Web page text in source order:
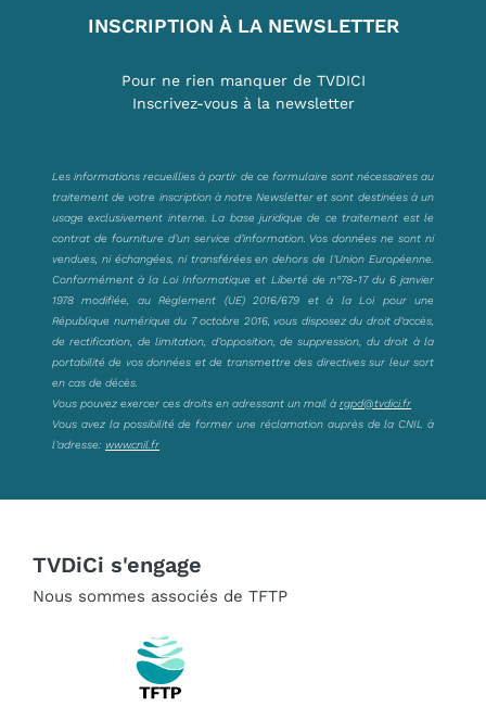
INSCRIPTION À LA NEWSLETTER
Pour ne rien manquer de TVDICI
Inscrivez-vous à la newsletter
Les informations recueillies à partir de ce formulaire sont nécessaires au
traitement de votre inscription à notre Newsletter et sont destinées à un
usage exclusivement interne. La base juridique de ce traitement est le
contrat de fourniture d’un service d’information. Vos données ne sont ni
vendues, ni échangées, ni transférées en dehors de l’Union Européenne.
Conformément à la Loi Informatique et Liberté de n°78-17 du 6 janvier
1978 modifiée, au Règlement (UE) 2016/679 et à la Loi pour une
République numérique du 7 octobre 2016, vous disposez du droit d’accès,
de rectification, de limitation, d’opposition, de suppression, du droit à la
portabilité de vos données et de transmettre des directives sur leur sort
en cas de décès.
Vous pouvez exercer ces droits en adressant un mail à rgpd@tvdici.fr
Vous avez la possibilité de former une réclamation auprès de la CNIL à
l’adresse: www.cnil.fr
TVDiCi s'engage
Nous sommes associés de TFTP